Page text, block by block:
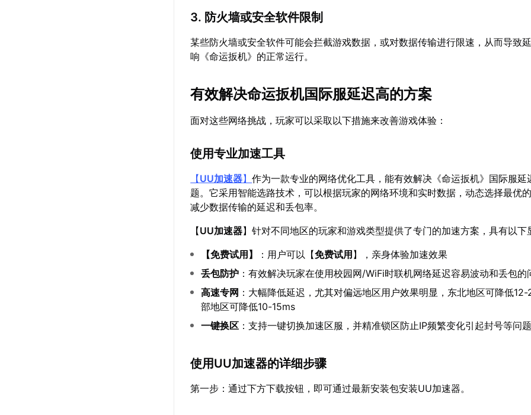
3. 防火墙或安全软件限制
某些防火墙或安全软件可能会拦截游戏数据，或对数据传输进行限速，从而导致
响《命运扳机》的正常运行。
有效解决命运扳机国际服延迟高的方案
面对这些网络挑战，玩家可以采取以下措施来改善游戏体验：
使用专业加速工具
【UU加速器】作为一款专业的网络优化工具，能有效解决《命运扳机》国际服延
题。它采用智能选路技术，可以根据玩家的网络环境和实时数据，动态选择最优
减少数据传输的延迟和丢包率。
【UU加速器】针对不同地区的玩家和游戏类型提供了专门的加速方案，具有以下
【免费试用】 ：用户可以【免费试用】，亲身体验加速效果
丢包防护 ：有效解决玩家在使用校园网/WiFi时联机网络延迟容易波动和丢包的
高速专网 ：大幅降低延迟，尤其对偏远地区用户效果明显，东北地区可降低
部地区可降低10-15ms
一键换区 ：支持一键切换加速区服，并精准锁区防止IP频繁变化引起封号等问
使用UU加速器的详细步骤
第一步：通过下方下载按钮，即可通过最新安装包安装UU加速器。